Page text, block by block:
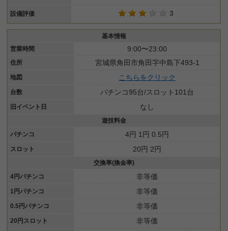
設備評価 3
基本情報
営業時間
9:00〜23:00
住所 宮城県角田市角田字中島下493-1
地図 こちらをクリック
台数 パチンコ95台/スロット101台
旧イベント日 なし
遊技料金
パチンコ
4円 1円 0.5円
スロット 20円 2円
交換率(換金率)
4円パチンコ
非等価
1円パチンコ 非等価
0.5円パチンコ 非等価
20円スロット 非等価